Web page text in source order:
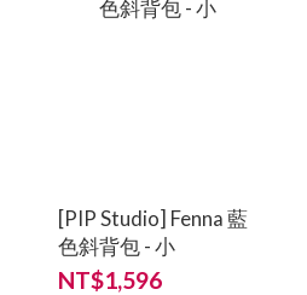
[PIP Studio] Fenna 藍
色斜背包 - 小
NT$1,596